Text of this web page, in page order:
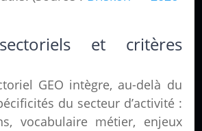
et critères
GEO intègre, au-delà du
du secteur d’activité :
vocabulaire métier, enjeux